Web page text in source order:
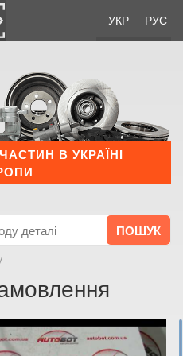
УКР РУС
В УКРАЇНІ